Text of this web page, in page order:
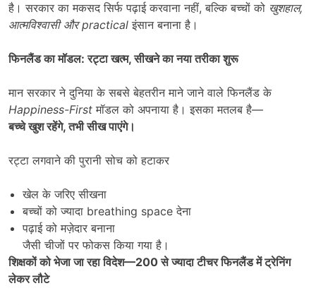
है। सरकार का मकसद सिर्फ पढ़ाई करवाना नहीं, बल्कि बच्चों को खुशहाल,
आत्मविश्वासी औरpractical इंसान बनाना है।
फिनलैंड का मॉडल: रट्टा खत्म,सीखने का नया तरीका शुरू
मान सरकार ने दुनिया के सबसे बेहतरीन माने जाने वाले फिनलैंड के
Happiness-First मॉडल को अपनाया है। इसका मतलब है—
बच्चे खुश रहेंगे,तभी सीख पाएंगे।
रट्टा लगवाने की पुरानी सोच को हटाकर
खेल के जरिए सीखना
बच्चों को ज्यादा breathing space देना
पढ़ाई को मज़ेदार बनाना
जैसी चीजों पर फोकस किया गया है।
शिक्षकों को भेजा जा रहा विदेश—200से ज्यादा टीचर फिनलैंड में ट्रेनिंग
लेकर लौटे